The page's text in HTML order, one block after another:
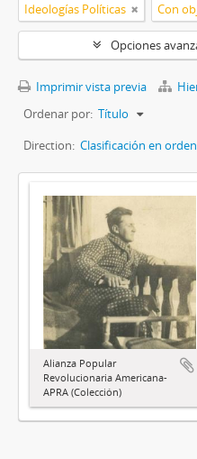
Ideologías Políticas Con
Opciones
Imprimir vista previa
Ordenar por: Título
Direction: Clasificación en
Alianza Popular
Revolucionaria Americana-
APRA (Colección)